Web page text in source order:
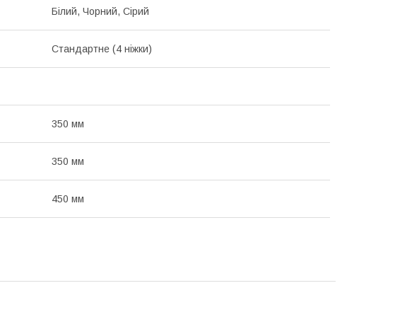
Білий, Чорний, Сірий
Стандартне (4 ніжки)
350 мм
350 мм
450 мм